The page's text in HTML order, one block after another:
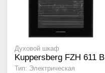
Духовой шкаф
Kuppersberg FZH 611 B
Тип: Электрическая